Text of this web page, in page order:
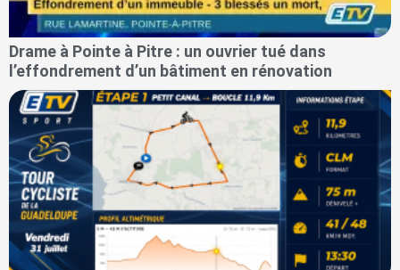
Drame à Pointe à Pitre : un ouvrier tué dans
l’effondrement d’un bâtiment en rénovation